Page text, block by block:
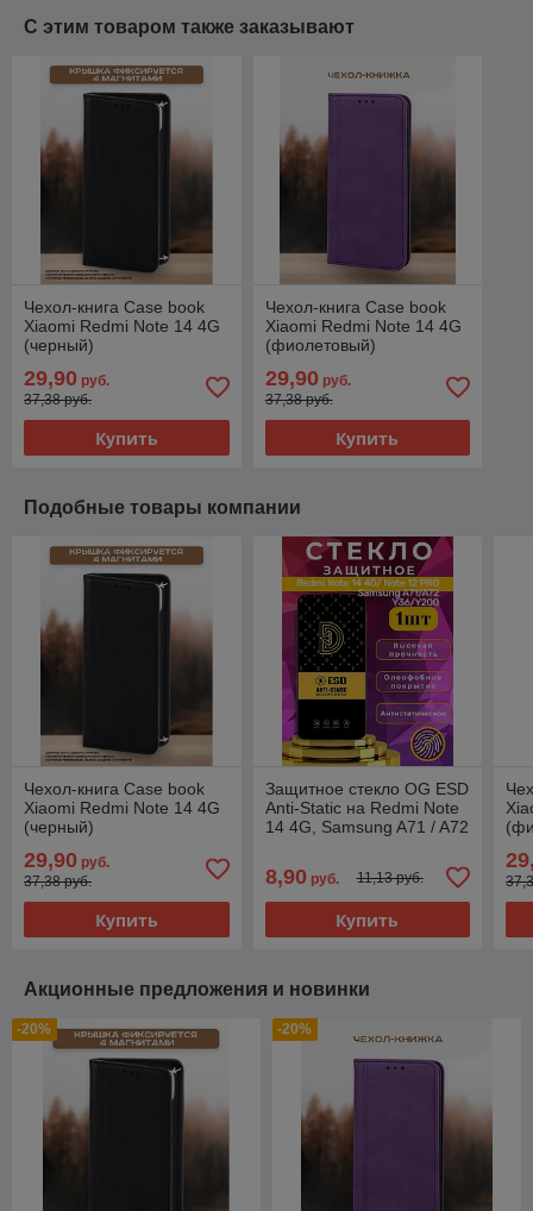
С этим товаром также заказывают
Чехол-книга Case book
Xiaomi Redmi Note 14 4G
(черный)
29,90 руб.
37,38 руб.
Купить
Чехол-книга Case book
Xiaomi Redmi Note 14 4G
(фиолетовый)
29,90 руб.
37,38 руб.
Купить
Подобные товары компании
Чехол-книга Case book
Xiaomi Redmi Note 14 4G
(черный)
29,90 руб.
37,38 руб.
Купить
Защитное стекло OG ESD
Anti-Static на Redmi Note
14 4G, Samsung A71 / A72
8,90 руб. 11,13 руб.
Купить
Акционные предложения и новинки
-20% -20%